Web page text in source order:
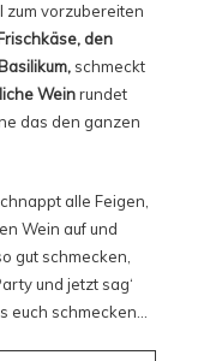
zum vorzubereiten
den
schmeckt
Weinrundet
das den ganzen
alle Feigen,
Wein auf und
gut schmecken,
und jetzt sag‘
euch schmecken…